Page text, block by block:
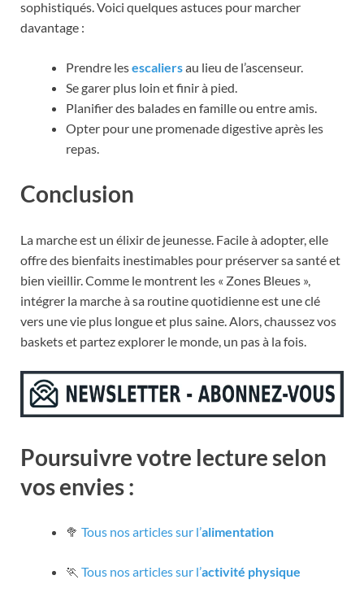
sophistiqués. Voici quelques astuces pour marcher
davantage :
Prendre lesescaliersau lieu de l’ascenseur.
Se garer plus loin et finir à pied.
Planifier des balades en famille ou entre amis.
Opter pour une promenade digestive après les
repas.
Conclusion
La marche est un élixir de jeunesse. Facile à adopter, elle
offre des bienfaits inestimables pour préserver sa santé et
bien vieillir. Comme le montrent les « Zones Bleues »,
intégrer la marche à sa routine quotidienne est une clé
vers une vie plus longue et plus saine. Alors, chaussez vos
baskets et partez explorer le monde, un pas à la fois.
Poursuivre votre lecture selon
vos envies :
🥦 Tous nos articles sur l’alimentation
🏃 Tous nos articles sur l’activité physique